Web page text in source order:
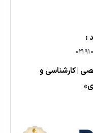
| کارشناسی و